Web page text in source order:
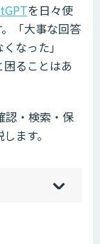
を日々使
「大事な回答
なった」
困ることはあ
認・検索・保
ます。
hi
]
sh
]